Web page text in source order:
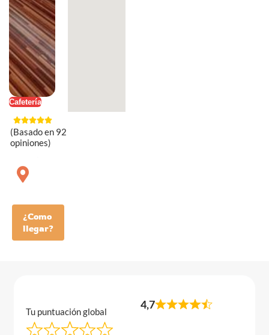
Cafetería
(Basado en 92
opiniones)
¿Como
llegar?
Tu puntuación global
4,7